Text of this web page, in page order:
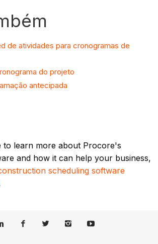
de atividades para cronogramas de
do projeto
antecipada
to learn more about Procore's
and how it can help your business,
scheduling software